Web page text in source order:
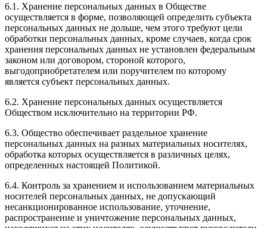
6.1. Хранение персональных данных в Обществе
осуществляется в форме, позволяющей определить субъекта
персональных данных не дольше, чем этого требуют цели
обработки персональных данных, кроме случаев, когда срок
хранения персональных данных не установлен федеральным
законом или договором, стороной которого,
выгодоприобретателем или поручителем по которому
является субъект персональных данных.
6.2. Хранение персональных данных осуществляется
Обществом исключительно на территории РФ.
6.3. Общество обеспечивает раздельное хранение
персональных данных на разных материальных носителях,
обработка которых осуществляется в различных целях,
определенных настоящей Политикой.
6.4. Контроль за хранением и использованием материальных
носителей персональных данных, не допускающий
несанкционированное использование, уточнение,
распространение и уничтожение персональных данных,